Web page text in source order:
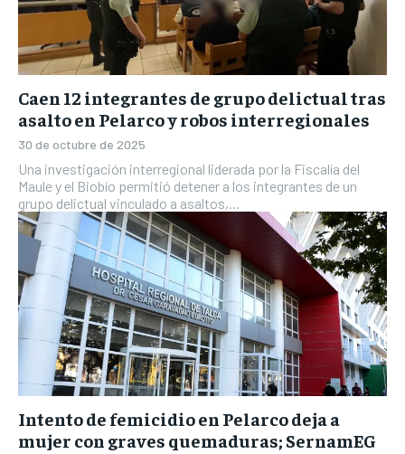
Caen 12 integrantes de grupo delictual tras
asalto en Pelarco y robos interregionales
30 de octubre de 2025
Una investigación interregional liderada por la Fiscalía del
Maule y el Biobío permitió detener a los integrantes de un
grupo delictual vinculado a asaltos,...
Intento de femicidio en Pelarco deja a
mujer con graves quemaduras; SernamEG